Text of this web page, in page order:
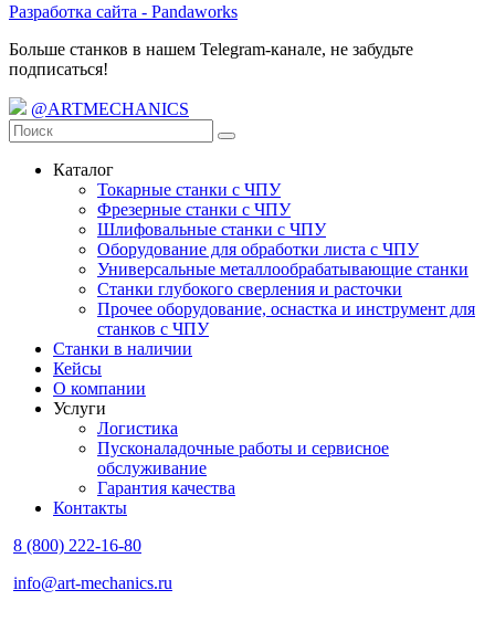
Разработка сайта - Pandaworks
Больше станков в нашем Telegram-канале, не забудьте
подписаться!
@ARTMECHANICS
Каталог
Токарные станки с ЧПУ
Фрезерные станки с ЧПУ
Шлифовальные станки с ЧПУ
Оборудование для обработки листа с ЧПУ
Универсальные металлообрабатывающие станки
Станки глубокого сверления и расточки
Прочее оборудование, оснастка и инструмент для
станков с ЧПУ
Станки в наличии
Кейсы
О компании
Услуги
Логистика
Пусконаладочные работы и сервисное
обслуживание
Гарантия качества
Контакты
8 (800) 222-16-80
info@art-mechanics.ru